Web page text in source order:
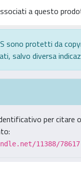
a questo
sono protetti da
salvo diversa
per citare
11388/78617